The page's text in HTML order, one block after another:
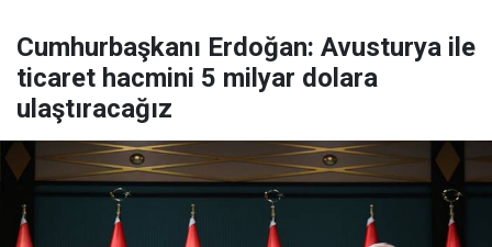
Cumhurbaşkanı Erdoğan: Avusturya ile
ticaret hacmini 5 milyar dolara
ulaştıracağız